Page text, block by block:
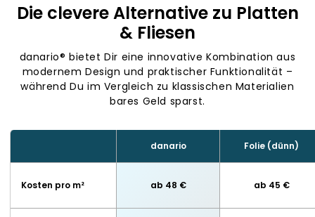
Die clevere Alternative zu Platten
& Fliesen
danario® bietet Dir eine innovative Kombination aus
modernem Design und praktischer Funktionalität –
während Du im Vergleich zu klassischen Materialien
bares Geld sparst.
danario Folie (dünn)
Kosten pro m² ab 48 € ab 45 €